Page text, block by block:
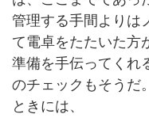
管理する手間よりは
て電卓をたたいた方
準備を手伝ってくれ
のチェックもそうだ
ときには、